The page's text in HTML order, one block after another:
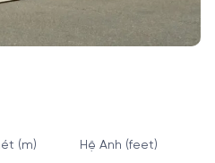
(m) Hệ Anh (feet)